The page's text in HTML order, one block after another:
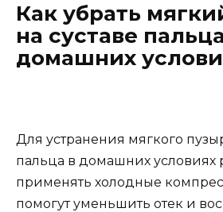
Как убрать
на суставе
домашних
Для устранения мягкого
пальца в домашних условиях
применять холодные
помогут уменьшить отек и